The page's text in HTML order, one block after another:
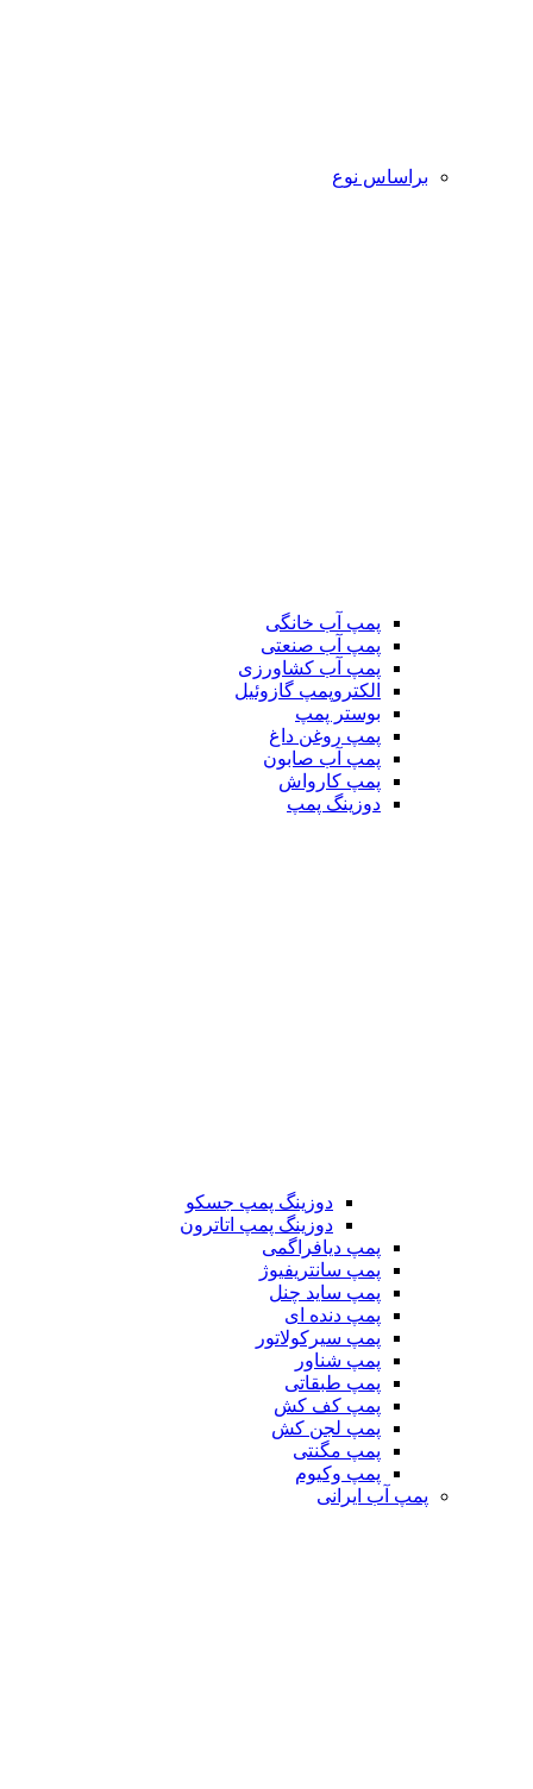
براساس نوع
پمپ آب خانگی
پمپ آب صنعتی
پمپ آب کشاورزی
الکتروپمپ گازوئیل
بوستر پمپ
پمپ روغن داغ
پمپ آب صابون
پمپ کارواش
دوزینگ پمپ
دوزینگ پمپ جسکو
دوزینگ پمپ اتاترون
پمپ دیافراگمی
پمپ سانتریفیوژ
پمپ ساید چنل
پمپ دنده ای
پمپ سیرکولاتور
پمپ شناور
پمپ طبقاتی
پمپ کف کش
پمپ لجن کش
پمپ مگنتی
پمپ وکیوم
پمپ آب ایرانی